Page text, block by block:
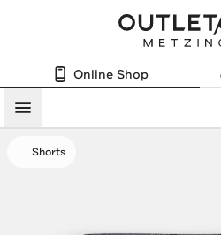
Online Shop
Menü
Shorts